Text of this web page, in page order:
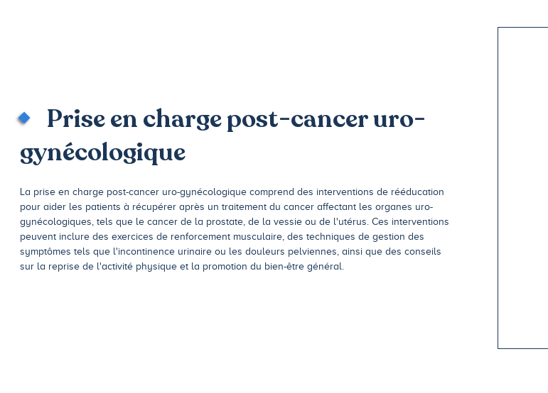
Prise en charge post-cancer uro-
gynécologique
La prise en charge post-cancer uro-gynécologique comprend des interventions de rééducation
pour aider les patients à récupérer après un traitement du cancer affectant les organes uro-
gynécologiques, tels que le cancer de la prostate, de la vessie ou de l'utérus. Ces interventions
peuvent inclure des exercices de renforcement musculaire, des techniques de gestion des
symptômes tels que l'incontinence urinaire ou les douleurs pelviennes, ainsi que des conseils
sur la reprise de l'activité physique et la promotion du bien-être général.